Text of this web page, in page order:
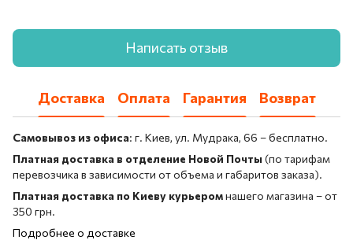
Написать отзыв
Доставка Оплата Гарантия Возврат
Самовывоз из офиса: г. Киев, ул. Мудрака, 66 – бесплатно.
Платная доставка в отделение Новой Почты(по тарифам
перевозчика в зависимости от объема и габаритов заказа).
Платная доставка по Киеву курьеромнашего магазина – от
350 грн.
Подробнее о доставке